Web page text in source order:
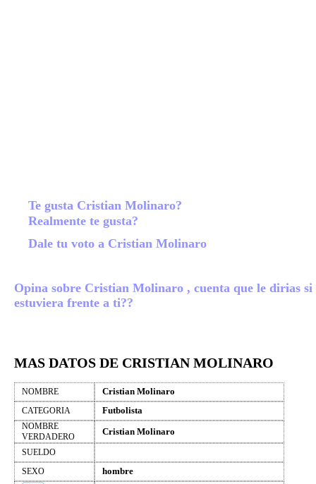
Te gusta Cristian Molinaro?
Realmente te gusta?
Dale tu voto a Cristian Molinaro
Opina sobre Cristian Molinaro , cuenta que le dirias si
estuviera frente a ti??
MAS DATOS DE CRISTIAN MOLINARO
NOMBRE Cristian Molinaro
CATEGORIA Futbolista
NOMBRE
VERDADERO
Cristian Molinaro
SUELDO
SEXO
hombre